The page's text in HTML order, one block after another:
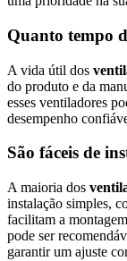
Quanto tempo
A vida útil dos
do produto e da
esses ventiladores
desempenho
São fáceis de
A maioria dos
instalação simples,
facilitam a
pode ser
garantir um ajuste